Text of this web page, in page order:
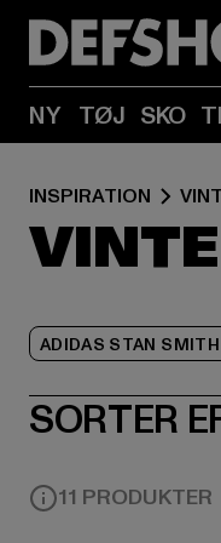
NY TØJ SKO
INSPIRATION
ADIDAS STAN SMITH
SORTER
11 PRODUKTER